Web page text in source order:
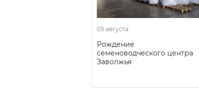
05 августа
Рождение
семеноводческого центра
Заволжья